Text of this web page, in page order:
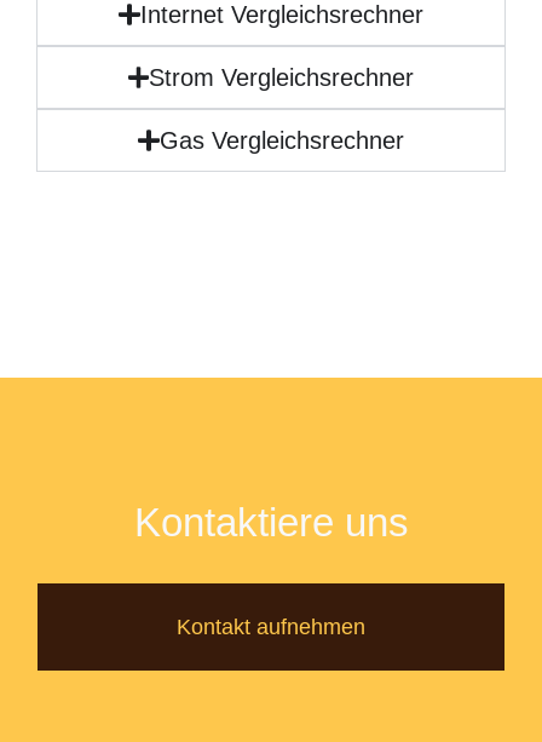
Internet Vergleichsrechner
Strom Vergleichsrechner
Gas Vergleichsrechner
Kontaktiere uns
Kontakt aufnehmen